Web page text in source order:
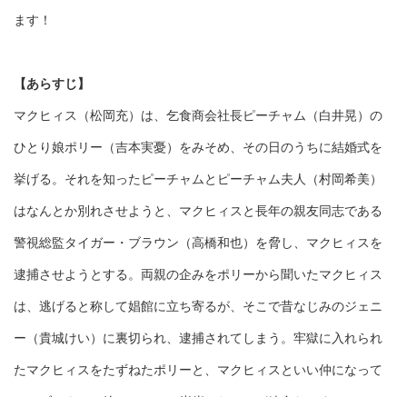
ます！
【あらすじ】
マクヒィス（松岡充）は、乞食商会社長ピーチャム（白井晃）の
ひとり娘ポリー（吉本実憂）をみそめ、その日のうちに結婚式を
挙げる。それを知ったピーチャムとピーチャム夫人（村岡希美）
はなんとか別れさせようと、マクヒィスと長年の親友同志である
警視総監タイガー・ブラウン（高橋和也）を脅し、マクヒィスを
逮捕させようとする。両親の企みをポリーから聞いたマクヒィス
は、逃げると称して娼館に立ち寄るが、そこで昔なじみのジェニ
ー（貴城けい）に裏切られ、逮捕されてしまう。牢獄に入れられ
たマクヒィスをたずねたポリーと、マクヒィスといい仲になって